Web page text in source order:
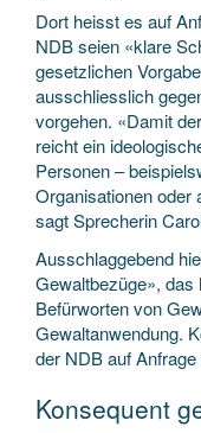
Dort heisst es auf
NDB seien «klare
gesetzlichen
ausschliesslich
vorgehen. «Damit
reicht ein
Personen –
Organisationen oder
sagt Sprecherin
Ausschlaggebend
Gewaltbezüge», das
Befürworten von
Gewaltanwendung.
der NDB auf Anfrage
Konsequent